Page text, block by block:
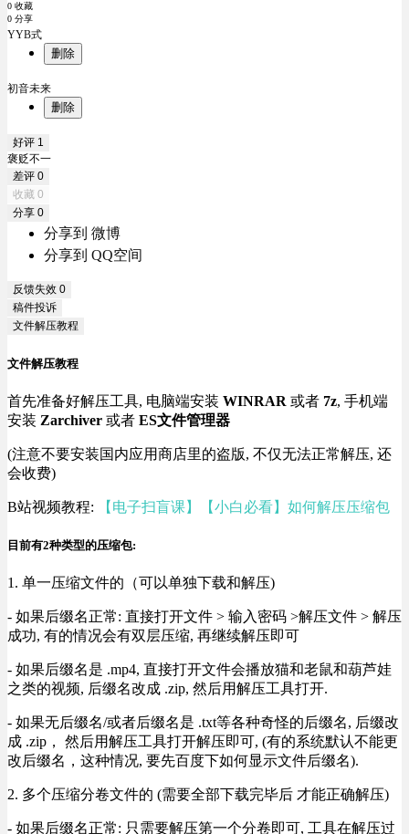
0 收藏
0 分享
YYB式
删除
初音未来
删除
好评 1
褒贬不一
差评 0
收藏 0
分享 0
分享到 微博
分享到 QQ空间
反馈失效 0
稿件投诉
文件解压教程
文件解压教程
首先准备好解压工具, 电脑端安装 WINRAR 或者 7z, 手机端
安装 Zarchiver 或者 ES文件管理器
(注意不要安装国内应用商店里的盗版, 不仅无法正常解压, 还
会收费)
B站视频教程: 【电子扫盲课】【小白必看】如何解压压缩包
目前有2种类型的压缩包:
1. 单一压缩文件的（可以单独下载和解压)
- 如果后缀名正常: 直接打开文件 > 输入密码 >解压文件 > 解压
成功, 有的情况会有双层压缩, 再继续解压即可
- 如果后缀名是 .mp4, 直接打开文件会播放猫和老鼠和葫芦娃
之类的视频, 后缀名改成 .zip, 然后用解压工具打开.
- 如果无后缀名/或者后缀名是 .txt等各种奇怪的后缀名, 后缀改
成 .zip， 然后用解压工具打开解压即可, (有的系统默认不能更
改后缀名，这种情况, 要先百度下如何显示文件后缀名).
2. 多个压缩分卷文件的 (需要全部下载完毕后 才能正确解压)
- 如果后缀名正常: 只需要解压第一个分卷即可, 工具在解压过